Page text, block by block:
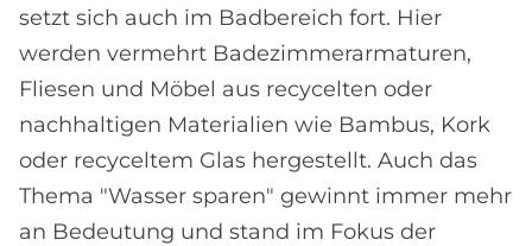
setzt sich auch im Badbereich fort. Hier
werden vermehrt Badezimmerarmaturen,
Fliesen und Möbel aus recycelten oder
nachhaltigen Materialien wie Bambus, Kork
oder recyceltem Glas hergestellt. Auch das
Thema "Wasser sparen" gewinnt immer mehr
an Bedeutung und stand im Fokus der